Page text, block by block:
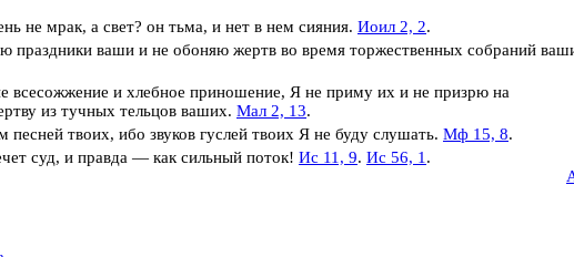
не мрак, а свет? он тьма, и нет в нем сияния. Иоил 2, 2.
праздники ваши и не обоняю жертв во время торжественных собраний
всесожжение и хлебное приношение, Я не приму их и не призрю на
из тучных тельцов ваших. Мал 2, 13.
твоих, ибо звуков гуслей твоих Я не буду слушать. Мф 15, 8.
суд, и правда — как сильный поток! Ис 11, 9. Ис 56, 1.